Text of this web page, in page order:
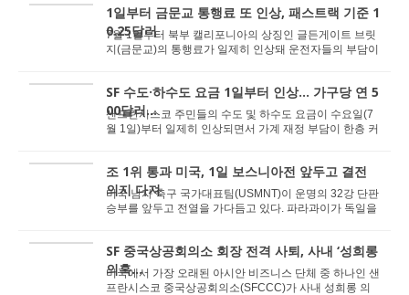
1일부터 금문교 통행료 또 인상, 패스트랙 기준 1
0.25달러
7월 1일부터 북부 캘리포니아의 상징인 글든게이트 브릿
지(금문교)의 통행료가 일제히 인상돼 운전자들의 부담이
SF 수도·하수도 요금 1일부터 인상… 가구당 연 5
00달러...
샌프란시스코 주민들의 수도 및 하수도 요금이 수요일(7
월 1일)부터 일제히 인상되면서 가계 재정 부담이 한층 커
조 1위 통과 미국, 1일 보스니아전 앞두고 결전
의지 다져
미국 남자 축구 국가대표팀(USMNT)이 운명의 32강 단판
승부를 앞두고 전열을 가다듬고 있다. 파라과이가 독일을
SF 중국상공회의소 회장 전격 사퇴, 사내 ‘성희롱
의혹...
미국에서 가장 오래된 아시안 비즈니스 단체 중 하나인 샌
프란시스코 중국상공회의소(SFCCC)가 사내 성희롱 의